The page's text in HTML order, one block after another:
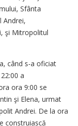
Sfânta
Andrei,
şi Mitropolitul
când s-a oficiat
a
ora 9:00 se
şi Elena, urmat
Andrei. De la ora
construiască